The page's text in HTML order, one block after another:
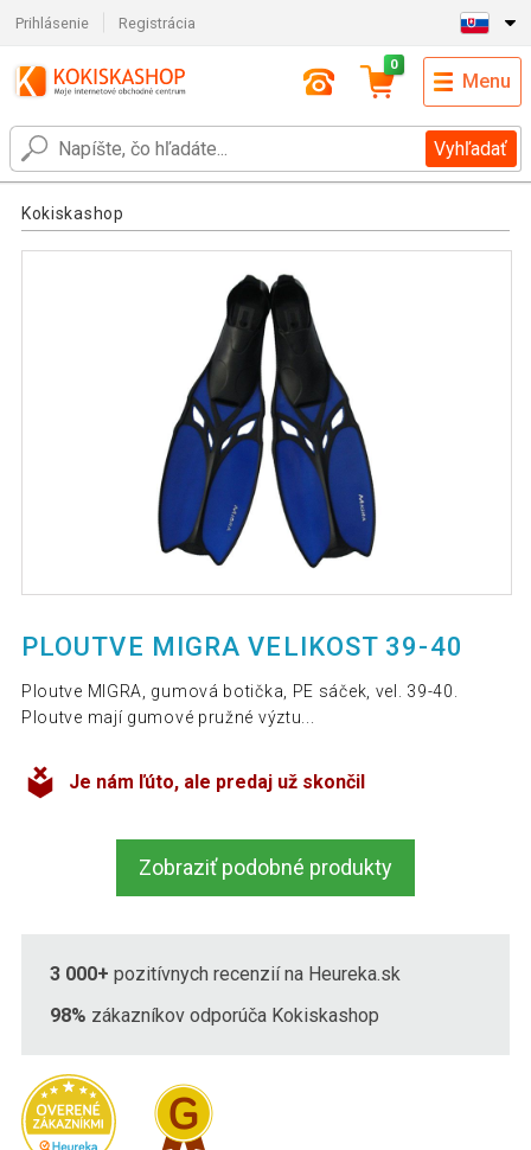
Prihlásenie Registrácia
Vyhľadať
0
Menu
Kokiskashop
PLOUTVE MIGRA VELIKOST 39-40
Ploutve MIGRA, gumová botička, PE sáček, vel. 39-40.
Ploutve mají gumové pružné výztu...
Je nám ľúto, ale predaj už skončil
Zobraziť podobné produkty
3 000+ pozitívnych recenzií na Heureka.sk
98% zákazníkov odporúča Kokiskashop